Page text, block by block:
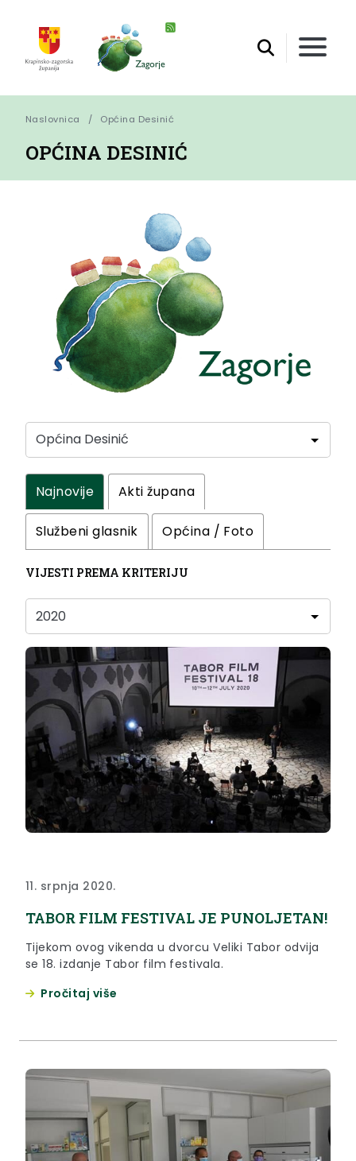
Naslovnica Općina Desinić
OPĆINA DESINIĆ
Najnovije Akti župana
Službeni glasnik Općina / Foto
VIJESTI PREMA KRITERIJU
11. srpnja 2020.
TABOR FILM FESTIVAL JE PUNOLJETAN!
Tijekom ovog vikenda u dvorcu Veliki Tabor odvija
se 18. izdanje Tabor film festivala.
Pročitaj više